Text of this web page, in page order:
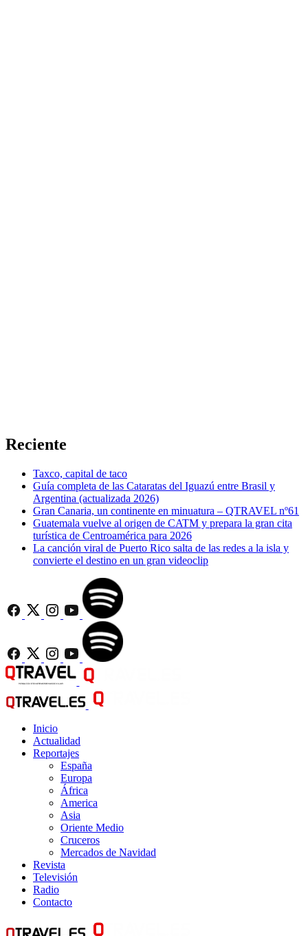
Reciente
Taxco, capital de taco
Guía completa de las Cataratas del Iguazú entre Brasil y
Argentina (actualizada 2026)
Gran Canaria, un continente en minuatura – QTRAVEL nº61
Guatemala vuelve al origen de CATM y prepara la gran cita
turística de Centroamérica para 2026
La canción viral de Puerto Rico salta de las redes a la isla y
convierte el destino en un gran videoclip
Inicio
Actualidad
Reportajes
España
Europa
África
America
Asia
Oriente Medio
Cruceros
Mercados de Navidad
Revista
Televisión
Radio
Contacto